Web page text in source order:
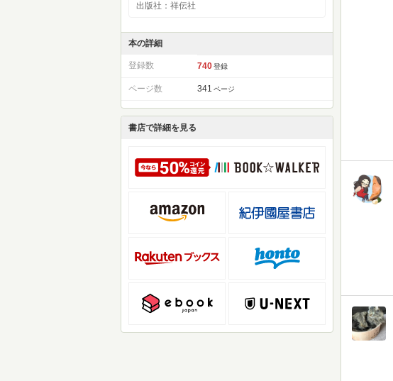
出版社：祥伝社
本の詳細
登録数 740 登録
ページ数 341 ページ
書店で詳細を見る